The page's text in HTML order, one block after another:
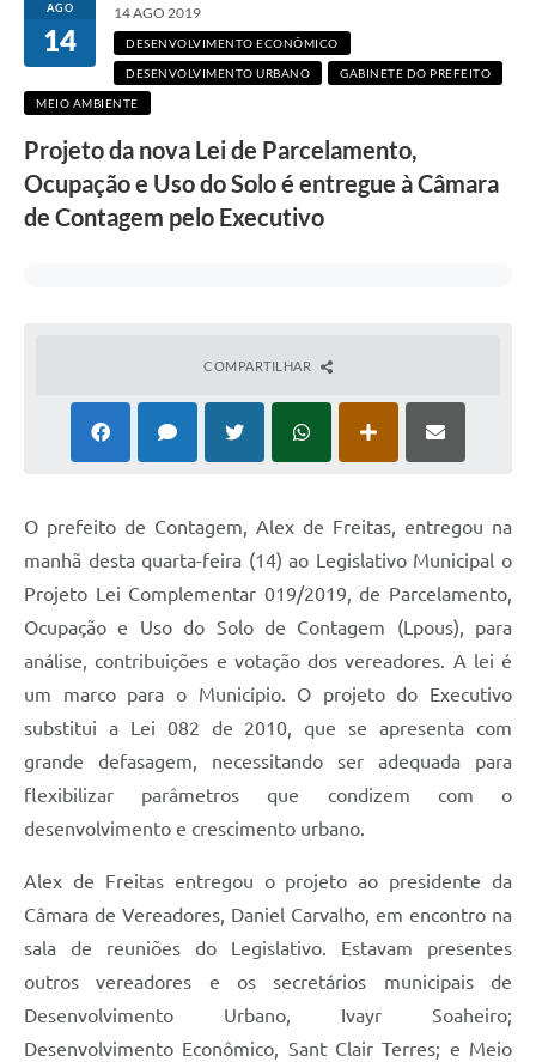
AGO
14
14 AGO 2019
DESENVOLVIMENTO ECONÔMICO
DESENVOLVIMENTO URBANO GABINETE DO PREFEITO
MEIO AMBIENTE
Projeto da nova Lei de Parcelamento,
Ocupação e Uso do Solo é entregue à Câmara
de Contagem pelo Executivo
COMPARTILHAR
O prefeito de Contagem, Alex de Freitas, entregou na
manhã desta quarta-feira (14) ao Legislativo Municipal o
Projeto Lei Complementar 019/2019, de Parcelamento,
Ocupação e Uso do Solo de Contagem (Lpous), para
análise, contribuições e votação dos vereadores. A lei é
um marco para o Município. O projeto do Executivo
substitui a Lei 082 de 2010, que se apresenta com
grande defasagem, necessitando ser adequada para
flexibilizar parâmetros que condizem com o
desenvolvimento e crescimento urbano.
Alex de Freitas entregou o projeto ao presidente da
Câmara de Vereadores, Daniel Carvalho, em encontro na
sala de reuniões do Legislativo. Estavam presentes
outros vereadores e os secretários municipais de
Desenvolvimento Urbano, Ivayr Soaheiro;
Desenvolvimento Econômico, Sant Clair Terres; e Meio